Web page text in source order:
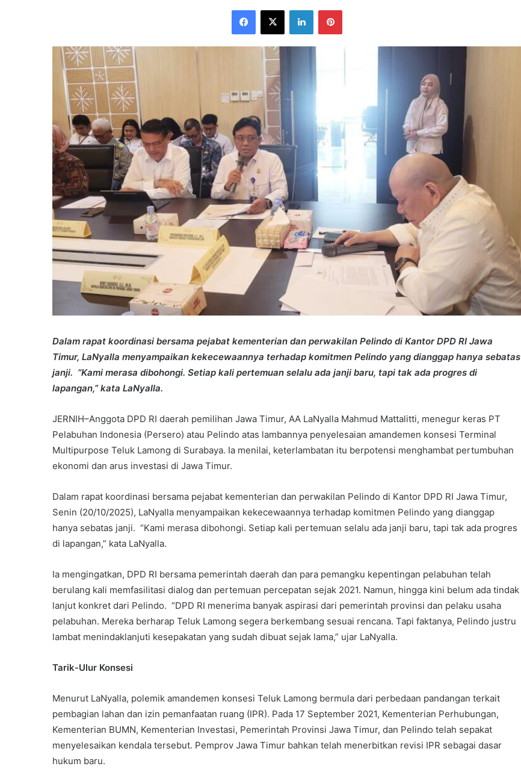
Facebook
X LinkedInPinterest
Dalam rapat koordinasi bersama pejabat kementerian dan perwakilan Pelindo di Kantor DPD RI Jawa
Timur, LaNyalla menyampaikan kekecewaannya terhadap komitmen Pelindo yang dianggap hanya sebatas
janji. “Kami merasa dibohongi. Setiap kali pertemuan selalu ada janji baru, tapi tak ada progres di
lapangan,” kata LaNyalla.
JERNIH–Anggota DPD RI daerah pemilihan Jawa Timur, AA LaNyalla Mahmud Mattalitti, menegur keras PT
Pelabuhan Indonesia (Persero) atau Pelindo atas lambannya penyelesaian amandemen konsesi Terminal
Multipurpose Teluk Lamong di Surabaya. Ia menilai, keterlambatan itu berpotensi menghambat pertumbuhan
ekonomi dan arus investasi di Jawa Timur.
Dalam rapat koordinasi bersama pejabat kementerian dan perwakilan Pelindo di Kantor DPD RI Jawa Timur,
Senin (20/10/2025), LaNyalla menyampaikan kekecewaannya terhadap komitmen Pelindo yang dianggap
hanya sebatas janji. “Kami merasa dibohongi. Setiap kali pertemuan selalu ada janji baru, tapi tak ada progres
di lapangan,” kata LaNyalla.
Ia mengingatkan, DPD RI bersama pemerintah daerah dan para pemangku kepentingan pelabuhan telah
berulang kali memfasilitasi dialog dan pertemuan percepatan sejak 2021. Namun, hingga kini belum ada tindak
lanjut konkret dari Pelindo. “DPD RI menerima banyak aspirasi dari pemerintah provinsi dan pelaku usaha
pelabuhan. Mereka berharap Teluk Lamong segera berkembang sesuai rencana. Tapi faktanya, Pelindo justru
lambat menindaklanjuti kesepakatan yang sudah dibuat sejak lama,” ujar LaNyalla.
Tarik-Ulur Konsesi
Menurut LaNyalla, polemik amandemen konsesi Teluk Lamong bermula dari perbedaan pandangan terkait
pembagian lahan dan izin pemanfaatan ruang (IPR). Pada 17 September 2021, Kementerian Perhubungan,
Kementerian BUMN, Kementerian Investasi, Pemerintah Provinsi Jawa Timur, dan Pelindo telah sepakat
menyelesaikan kendala tersebut. Pemprov Jawa Timur bahkan telah menerbitkan revisi IPR sebagai dasar
hukum baru.